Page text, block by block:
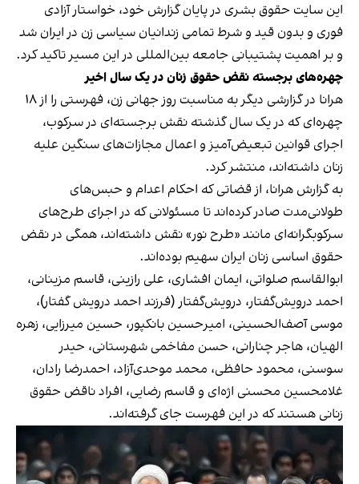
این سایت حقوق بشری در پایان گزارش خود، خواستار آزادی
فوری و بدون قید و شرط تمامی زندانیان سیاسی زن در ایران شد
و بر اهمیت پشتیبانی جامعه بین‌المللی در این مسیر تاکید کرد.
چهره‌های برجسته نقض حقوق زنان در یک سال اخیر
هرانا در گزارشی دیگر به مناسبت روز جهانی زن، فهرستی را از ۱۸
چهره‌ای که در یک سال گذشته نقش برجسته‌ای در سرکوب،
اجرای قوانین تبعیض‌آمیز و اعمال مجازات‌های سنگین علیه
زنان داشته‌اند، منتشر کرد.
به گزارش هرانا، از قضاتی که احکام اعدام و حبس‌های
طولانی‌مدت صادر کرده‌اند تا مسئولانی که در اجرای طرح‌های
سرکوبگرانه‌ای مانند «طرح نور» نقش داشته‌اند، همگی در نقض
حقوق اساسی زنان ایران سهیم بوده‌اند.
ابوالقاسم صلواتی، ایمان افشاری، علی رازینی، قاسم مزینانی،
احمد درویش‌گفتار، درویش‌گفتار (فرزند احمد درویش گفتار)،
موسی آصف‌الحسینی، امیرحسین بانکپور، حسین میرزایی، زهره
الهیان، هاجر چنارانی، حسن مفاخمی شهرستانی، حیدر
سوسنی، محمود حافظی، محمد موحدی‌آزاد، احمدرضا رادان،
غلامحسین محسنی اژه‌ای و قاسم رضایی، افراد ناقض حقوق
زنانی هستند که در این فهرست جای گرفته‌اند.